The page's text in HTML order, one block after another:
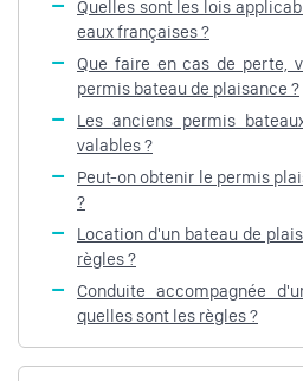
Quelles sont les lois
eaux françaises ?
Que faire en cas de perte,
permis bateau de plaisance ?
Les anciens permis
valables ?
Peut-on obtenir le permis
?
Location d'un bateau de
règles ?
Conduite accompagnée
quelles sont les règles ?